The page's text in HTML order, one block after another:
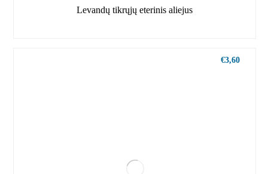
Levandų tikrųjų eterinis aliejus
€3,60